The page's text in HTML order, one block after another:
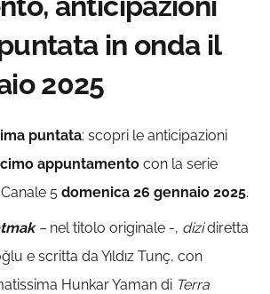
in onda il
2025
puntata: scopri le anticipazioni
appuntamento con la serie
5domenica 26 gennaio 2025.
– nel titolo originale -, dizidiretta
e scritta da Yıldız Tunç, con
Hunkar Yaman di Terra